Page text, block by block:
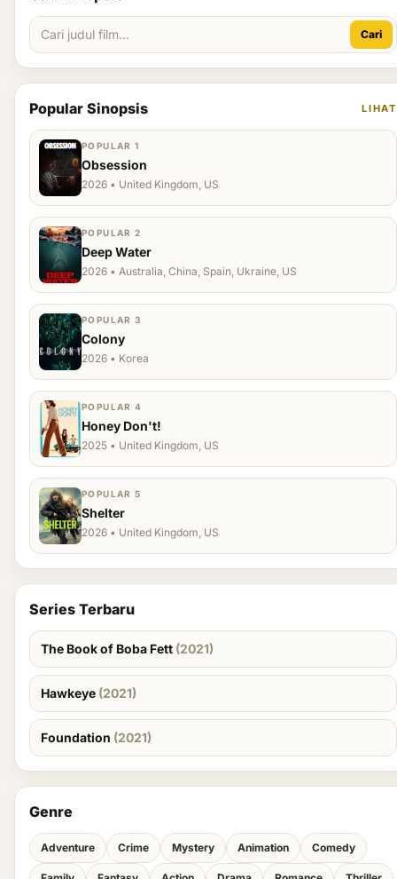
Cari
Popular Sinopsis LIHAT
POPULAR 1
Obsession
2026 • United Kingdom, US
POPULAR 2
Deep Water
2026 • Australia, China, Spain, Ukraine, US
POPULAR 3
Colony
2026 • Korea
POPULAR 4
Honey Don't!
2025 • United Kingdom, US
POPULAR 5
Shelter
2026 • United Kingdom, US
Series Terbaru
The Book of Boba Fett (2021)
Hawkeye (2021)
Foundation (2021)
Genre
Adventure Crime Mystery Animation Comedy